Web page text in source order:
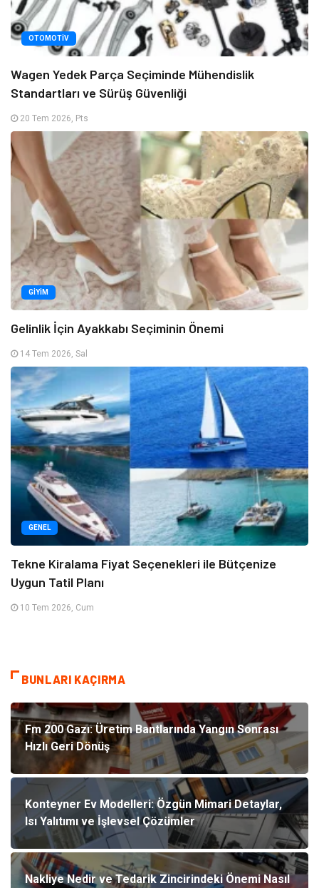
OTOMOTIV
Wagen Yedek Parça Seçiminde Mühendislik
Standartları ve Sürüş Güvenliği
20 Tem 2026, Pts
GIYIM
Gelinlik İçin Ayakkabı Seçiminin Önemi
14 Tem 2026, Sal
GENEL
Tekne Kiralama Fiyat Seçenekleri ile Bütçenize
Uygun Tatil Planı
10 Tem 2026, Cum
BUNLARI KAÇIRMA
Fm 200 Gazı: Üretim Bantlarında Yangın Sonrası
Hızlı Geri Dönüş
Konteyner Ev Modelleri: Özgün Mimari Detaylar,
Isı Yalıtımı ve İşlevsel Çözümler
Nakliye Nedir ve Tedarik Zincirindeki Önemi Nasıl